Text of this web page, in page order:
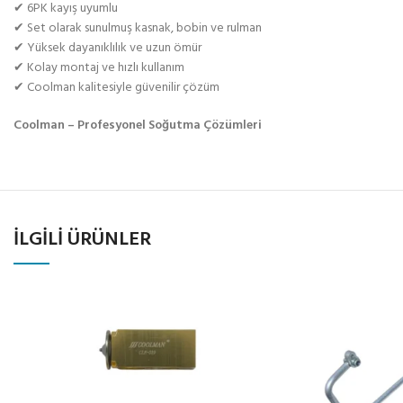
✔ 6PK kayış uyumlu
✔ Set olarak sunulmuş kasnak, bobin ve rulman
✔ Yüksek dayanıklılık ve uzun ömür
✔ Kolay montaj ve hızlı kullanım
✔ Coolman kalitesiyle güvenilir çözüm
Coolman – Profesyonel Soğutma Çözümleri
İLGILI ÜRÜNLER